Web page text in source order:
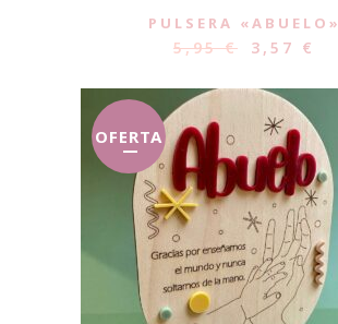
PULSERA «ABUELO»
5,95€ 3,57 €
OFERTA